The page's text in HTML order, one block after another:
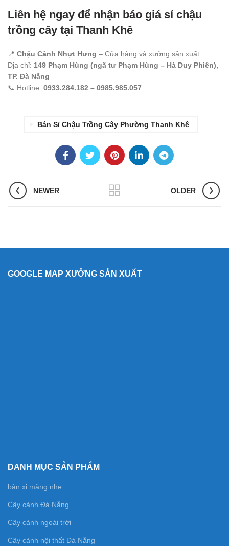
Liên hệ ngay để nhận báo giá sỉ chậu
trồng cây tại Thanh Khê
📍 Chậu Cảnh Nhựt Hưng – Cửa hàng và xưởng sản xuất
Địa chỉ: 149 Phạm Hùng (ngã tư Phạm Hùng – Hà Duy Phiên),
TP. Đà Nẵng
📞 Hotline: 0933.284.182 – 0985.985.057
Bán Sỉ Chậu Trồng Cây Phường Thanh Khê
NEWER OLDER
GOOGLE MAP XƯỞNG SẢN XUẤT
DANH MỤC SẢN PHẨM
bàn xi măng nhẹ
Cây cảnh Đà Nẵng
Cây cảnh ngoài trời
Cây cảnh nội thất Đà Nẵng